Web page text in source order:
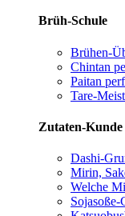
Brüh-Schule
Brühen-
Chintan
Paitan
Tare-
Zutaten-Kunde
Dashi-
Mirin,
Welche
Sojasoße-